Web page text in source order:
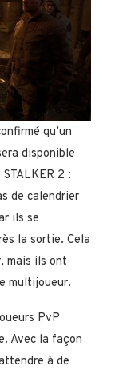
qu’un
disponible
2 :
de calendrier
ils se
la sortie. Cela
mais ils ont
multijoueur.
PvP
Avec la façon
à de